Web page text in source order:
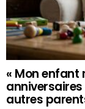
« Mon enfant
autres